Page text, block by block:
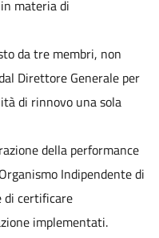
materia di
da tre membri, non
Direttore Generale per
di rinnovo una sola
della performance
Indipendente di
di certificare
implementati.